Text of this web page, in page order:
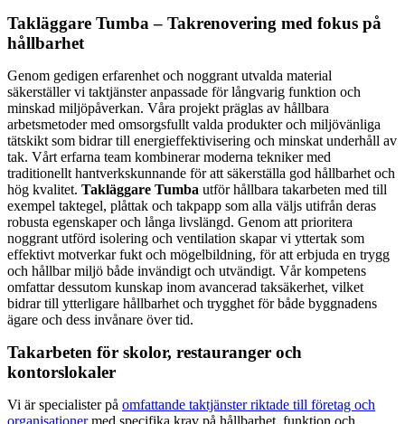
Takläggare Tumba – Takrenovering med fokus på
hållbarhet
Genom gedigen erfarenhet och noggrant utvalda material
säkerställer vi taktjänster anpassade för långvarig funktion och
minskad miljöpåverkan. Våra projekt präglas av hållbara
arbetsmetoder med omsorgsfullt valda produkter och miljövänliga
tätskikt som bidrar till energieffektivisering och minskat underhåll av
tak. Vårt erfarna team kombinerar moderna tekniker med
traditionellt hantverkskunnande för att säkerställa god hållbarhet och
hög kvalitet. Takläggare Tumba utför hållbara takarbeten med till
exempel taktegel, plåttak och takpapp som alla väljs utifrån deras
robusta egenskaper och långa livslängd. Genom att prioritera
noggrant utförd isolering och ventilation skapar vi yttertak som
effektivt motverkar fukt och mögelbildning, för att erbjuda en trygg
och hållbar miljö både invändigt och utvändigt. Vår kompetens
omfattar dessutom kunskap inom avancerad taksäkerhet, vilket
bidrar till ytterligare hållbarhet och trygghet för både byggnadens
ägare och dess invånare över tid.
Takarbeten för skolor, restauranger och
kontorslokaler
Vi är specialister på omfattande taktjänster riktade till företag och
organisationermed specifika krav på hållbarhet, funktion och